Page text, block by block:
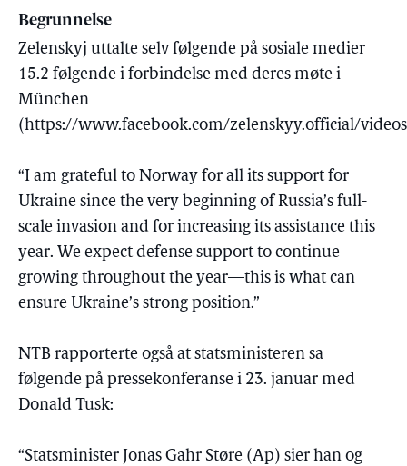
Begrunnelse
Zelenskyj uttalte selv følgende på sosiale medier
15.2 følgende i forbindelse med deres møte i
München
(https://www.facebook.com/zelenskyy.official/
“I am grateful to Norway for all its support for
Ukraine since the very beginning of Russia’s full-
scale invasion and for increasing its assistance this
year. We expect defense support to continue
growing throughout the year—this is what can
ensure Ukraine’s strong position.”
NTB rapporterte også at statsministeren sa
følgende på pressekonferanse i 23. januar med
Donald Tusk:
“Statsminister Jonas Gahr Støre (Ap) sier han og